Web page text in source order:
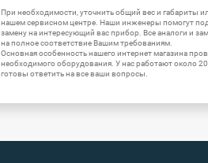
При необходимости, уточнить общий вес и габариты
нашем сервисном центре. Наши инженеры помогут
замену на интересующий вас прибор. Все аналоги и
на полное соответствие Вашим требованиям.
Основная особенность нашего интернет магазина
необходимого оборудования. У нас работают около
готовы ответить на все ваши вопросы.